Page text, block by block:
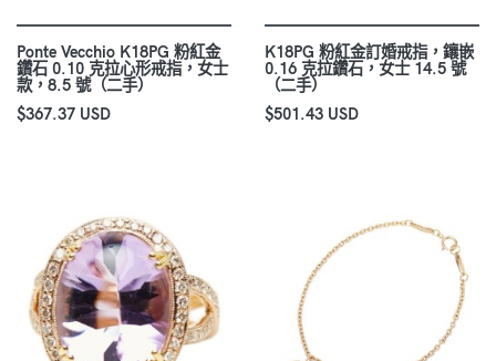
Ponte Vecchio K18PG 粉紅金
鑽石 0.10 克拉心形戒指，女士
款，8.5 號（二手）
$367.37 USD
K18PG 粉紅金訂婚戒指，鑲嵌
0.16 克拉鑽石，女士 14.5 號
（二手）
$501.43 USD